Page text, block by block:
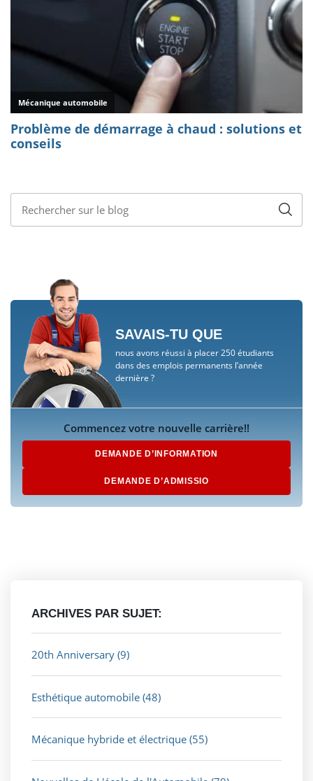
SAVAIS-TU QUE
nous avons réussi à placer 250 étudiants
dans des emplois permanents l’année
dernière ?
Commencez votre nouvelle carrière!!
DEMANDE D’INFORMATION
DEMANDE D’ADMISSIO
ARCHIVES PAR SUJET:
20th Anniversary (9)
Esthétique automobile (48)
Mécanique hybride et électrique (55)